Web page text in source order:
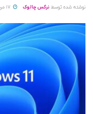
نوشته شده توسط نرگس چالوک